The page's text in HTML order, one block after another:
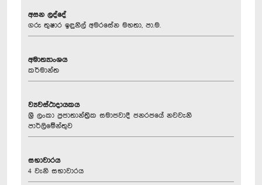
අසන ලද්දේ
ගරු තුෂාර ඉඳුනිල් අමරසේන මහතා, පා.ම.
අමාත්‍යාංශය
කර්මාන්ත
ව්‍යවස්ථාදායකය
ශ්‍රී ලංකා ප්‍රජාතාන්ත්‍රික සමාජවාදී ජනරජයේ නවවැනි
පාර්ලිමේන්තුව
සභාවාරය
4 වැනි සභාවාරය